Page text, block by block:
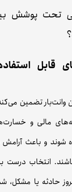
قابل
وانت‌بار تضمین
مالی و
و باعث آرامش
باشند. انتخاب
حادثه یا مشکل،